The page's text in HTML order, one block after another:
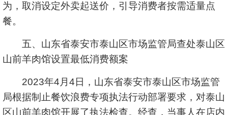
为，取消设定外卖起送价，引导消费者按需适量点
餐。
五、山东省泰安市泰山区市场监管局查处泰山区
山前羊肉馆设置最低消费额案
2023年4月4日，山东省泰安市泰山区市场监管
局根据制止餐饮浪费专项执法行动部署要求，对泰山
区山前羊肉馆开展了执法检查。经查，当事人在店内